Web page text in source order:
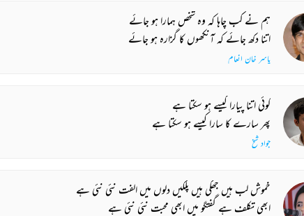
ہم نے کب چاہا کہ وہ شخص ہمارا ہو جائے
اتنا دکھ جائے کہ آنکھوں کا گزارہ ہو جائے
یاسر خان انعام
کوئی اتنا پیارا کیسے ہو سکتا ہے
پھر سارے کا سارا کیسے ہو سکتا ہے
جواد شیخ
خموش لب ہیں جھکی ہیں پلکیں دلوں میں الفت نئی نئی ہے
ابھی تکلف ہے گفتگو میں ابھی محبت نئی نئی ہے